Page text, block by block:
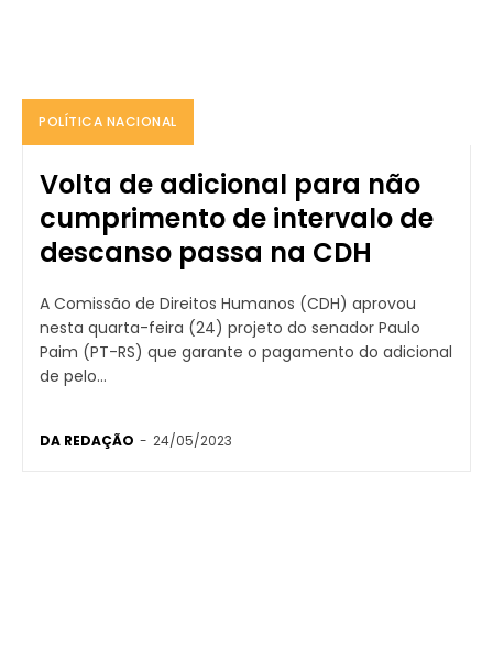
POLÍTICA NACIONAL
Volta de adicional para não
cumprimento de intervalo de
descanso passa na CDH
A Comissão de Direitos Humanos (CDH) aprovou
nesta quarta-feira (24) projeto do senador Paulo
Paim (PT-RS) que garante o pagamento do adicional
de pelo...
DA REDAÇÃO - 24/05/2023